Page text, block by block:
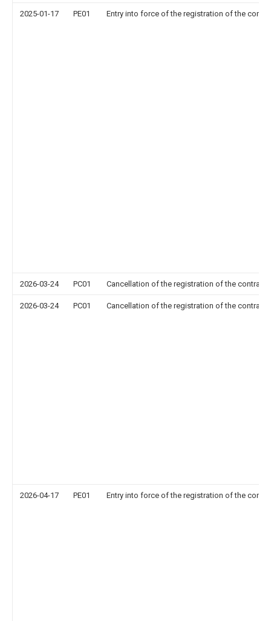
2025-01-17 PE01 Entry into force of the registration of the
2026-03-24 PC01 Cancellation of the registration of the
2026-03-24 PC01 Cancellation of the registration of the
2026-04-17 PE01 Entry into force of the registration of the